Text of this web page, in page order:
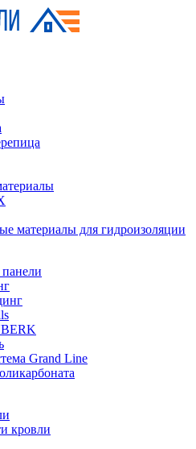
материалы для гидроизоляции
Grand Line
кровли